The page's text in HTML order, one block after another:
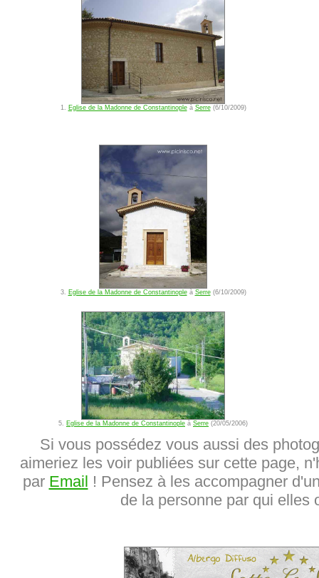
1. Eglise de la Madonne de Constantinopleà Serre(6/10/2009)
3. Eglise de la Madonne de Constantinopleà Serre(6/10/2009)
5. Eglise de la Madonne de Constantinople à Serre (20/05/2006)
Si vous possédez vous aussi des
aimeriez les voir publiées sur cette page,
par Email ! Pensez à les accompagner
de la personne par qui elles